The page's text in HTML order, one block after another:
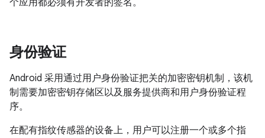
个应用都必须有开发者的签名。
身份验证
Android 采用通过用户身份验证把关的加密密钥机制，该机
制需要加密密钥存储区以及服务提供商和用户身份验证程
序。
在配有指纹传感器的设备上，用户可以注册一个或多个指